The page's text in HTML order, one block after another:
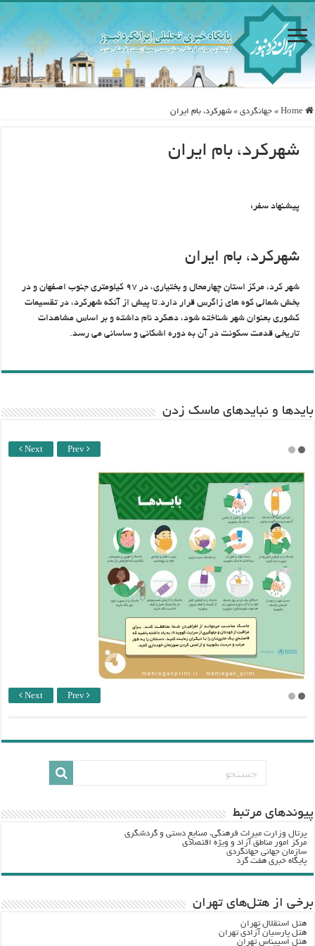
Home
» جهانگردی » شهرکرد، بام ایران
شهرکرد، بام ایران
پیشنهاد سفر:
شهرکرد، بام ایران
شهر کرد، مرکز استان چهارمحال و بختیاری، در ۹۷ کیلومتری جنوب اصفهان و در
بخش شمالی کوه های زاگرس قرار دارد.تا پیش از آنکه شهرکرد، در تقسیمات
کشوری بعنوان شهر شناخته شود، دهکرد نام داشته و بر اساس مشاهدات
تاریخی قدمت سکونت در آن به دوره اشکانی و ساسانی می رسد.
باید‌ها و نبایدهای ماسک زدن
Next Prev
Next Prev
پيوندهاي مرتبط
پرتال وزارت ميراث فرهنگي، صنایع دستی و گردشگري
مرکز امور مناطق آزاد و ویژه اقتصادی
سازمان جهانی جهانگردی
پایگاه خبری هفت گرد
برخی از هتل‌های تهران
هتل استقلال تهران
هتل پارسیان آزادی تهران
هتل اسپیناس تهران